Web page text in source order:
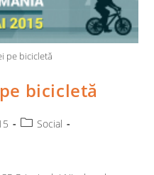
pe bicicletă
bicicletă
PostSocial